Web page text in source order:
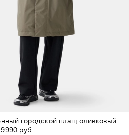
городской плащ оливковый
9990 руб.